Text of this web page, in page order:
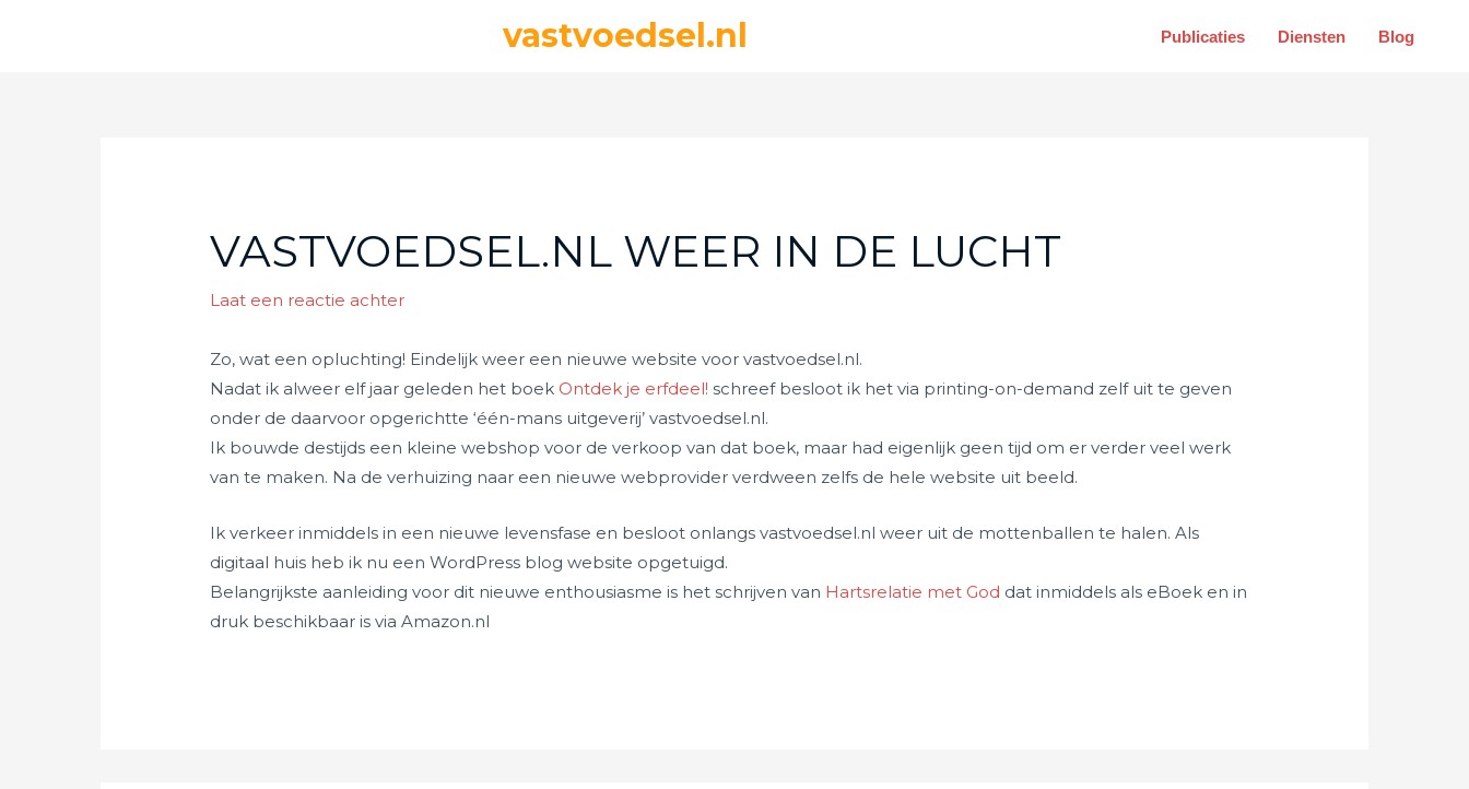
vastvoedsel.nl Publicaties Diensten Blog
VASTVOEDSEL.NL WEER IN DE LUCHT
Laat een reactie achter
Zo, wat een opluchting! Eindelijk weer een nieuwe website voor vastvoedsel.nl.
Nadat ik alweer elf jaar geleden het boek Ontdek je erfdeel! schreef besloot ik het via printing-on-demand zelf uit te geven
onder de daarvoor opgerichtte ‘één-mans uitgeverij’ vastvoedsel.nl.
Ik bouwde destijds een kleine webshop voor de verkoop van dat boek, maar had eigenlijk geen tijd om er verder veel werk
van te maken. Na de verhuizing naar een nieuwe webprovider verdween zelfs de hele website uit beeld.
Ik verkeer inmiddels in een nieuwe levensfase en besloot onlangs vastvoedsel.nl weer uit de mottenballen te halen. Als
digitaal huis heb ik nu een WordPress blog website opgetuigd.
Belangrijkste aanleiding voor dit nieuwe enthousiasme is het schrijven van Hartsrelatie met God dat inmiddels als eBoek en in
druk beschikbaar is via Amazon.nl